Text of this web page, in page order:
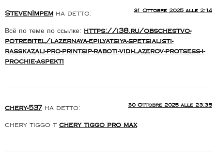
StevenImpem ha detto: 31 Ottobre 2025 alle 2:14
Всё по теме по ссылке: https://i38.ru/obschestvo-
potrebitel/lazernaya-epilyatsiya-spetsialisti-
rasskazali-pro-printsip-raboti-vidi-lazerov-protsess-i-
prochie-aspekti
chery-537 ha detto: 30 Ottobre 2025 alle 23:35
chery tiggo t chery tiggo pro max